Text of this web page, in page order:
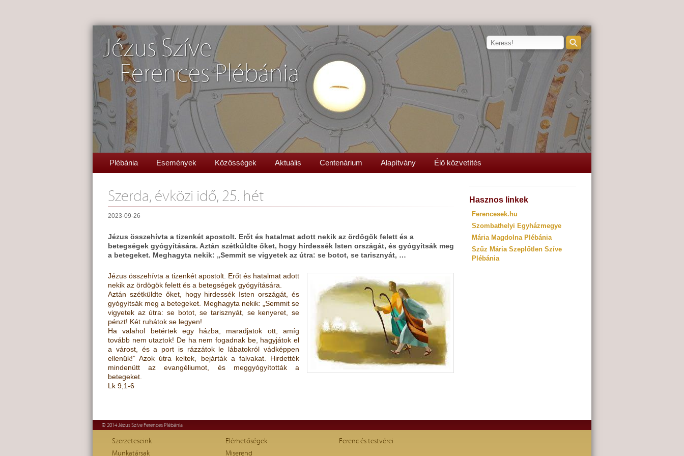
Jézus Szíve
Ferences Plébánia
Plébánia Események Közösségek Aktuális Centenárium Alapítvány Élő közvetítés
Szerda, évközi idő, 25. hét
2023-09-26
Jézus összehívta a tizenkét apostolt. Erőt és hatalmat adott nekik az ördögök felett és a
betegségek gyógyítására. Aztán szétküldte őket, hogy hirdessék Isten országát, és gyógyítsák meg
a betegeket. Meghagyta nekik: „Semmit se vigyetek az útra: se botot, se tarisznyát, …
Jézus összehívta a tizenkét apostolt. Erőt és hatalmat adott
nekik az ördögök felett és a betegségek gyógyítására.
Aztán szétküldte őket, hogy hirdessék Isten országát, és
gyógyítsák meg a betegeket. Meghagyta nekik: „Semmit se
vigyetek az útra: se botot, se tarisznyát, se kenyeret, se
pénzt! Két ruhátok se legyen!
Ha valahol betértek egy házba, maradjatok ott, amíg
tovább nem utaztok! De ha nem fogadnak be, hagyjátok el
a várost, és a port is rázzátok le lábatokról vádképpen
ellenük!” Azok útra keltek, bejárták a falvakat. Hirdették
mindenütt az evangéliumot, és meggyógyították a
betegeket.
Lk 9,1-6
Hasznos linkek
Ferencesek.hu
Szombathelyi Egyházmegye
Mária Magdolna Plébánia
Szűz Mária Szeplőtlen Szíve
Plébánia
© 2014 Jézus Szíve Ferences Plébánia
Szerzeteseink
Munkatársak
Elérhetőségek
Miserend
Ferenc és testvérei